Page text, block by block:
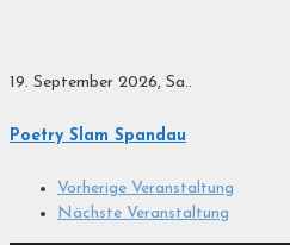
19. September 2026, Sa..
Poetry Slam Spandau
Vorherige Veranstaltung
Nächste Veranstaltung